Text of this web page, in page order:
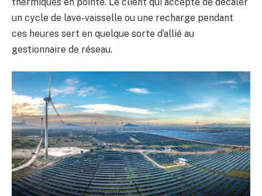
un cycle de lave-vaisselle ou une recharge pendant
ces heures sert en quelque sorte d’allié au
gestionnaire de réseau.